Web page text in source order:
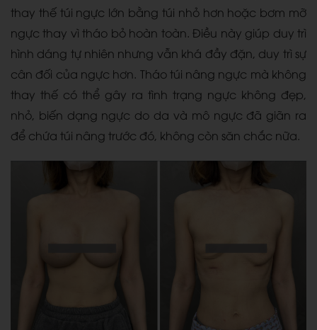
thay thế túi ngực lớn bằng túi nhỏ hơn hoặc bơm mỡ
ngực thay vì tháo bỏ hoàn toàn. Điều này giúp duy trì
hình dáng tự nhiên nhưng vẫn khá đầy đặn, duy trì sự
cân đối của ngực hơn. Tháo túi nâng ngực mà không
thay thế có thể gây ra tình trạng ngực không đẹp,
nhỏ, biến dạng ngực do da và mô ngực đã giãn ra
để chứa túi nâng trước đó, không còn săn chắc nữa.